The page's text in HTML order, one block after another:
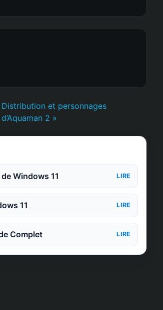
Distribution et personnages
d’Aquaman 2 »
Windows 11 LIRE
11 LIRE
Complet LIRE